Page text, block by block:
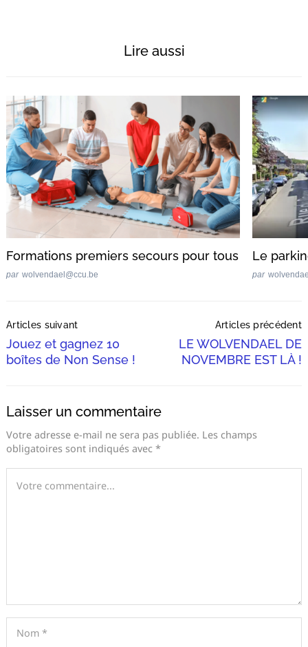
Lire aussi
Formations premiers secours pour tous
par wolvendael@ccu.be
Le
par
Navigation
Articles suivant
Jouez et gagnez 10
boîtes de Non Sense !
Articles précédent
LE WOLVENDAEL DE
NOVEMBRE EST LÀ !
Laisser un commentaire
Votre adresse e-mail ne sera pas publiée. Les champs
obligatoires sont indiqués avec *